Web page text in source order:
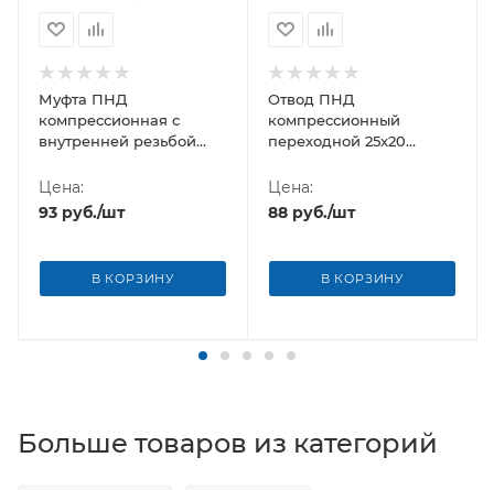
Муфта ПНД
компрессионная с
внутренней резьбой
(Турция)
Цена:
93 руб./шт
В КОРЗИНУ
Отвод ПНД
компрессионный
переходной 25x20
Цена:
88 руб./шт
В КОРЗИНУ
Больше товаров из категорий